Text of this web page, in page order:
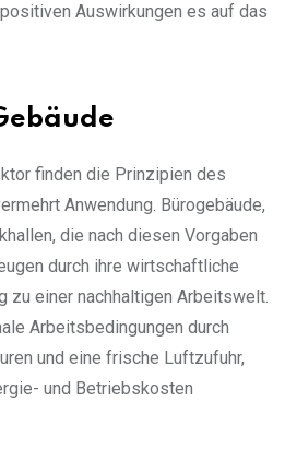
Auswirkungen es auf das
finden die Prinzipien des
Anwendung. Bürogebäude,
die nach diesen Vorgaben
durch ihre wirtschaftliche
zu einer nachhaltigen Arbeitswelt.
Arbeitsbedingungen durch
und eine frische Luftzufuhr,
und Betriebskosten